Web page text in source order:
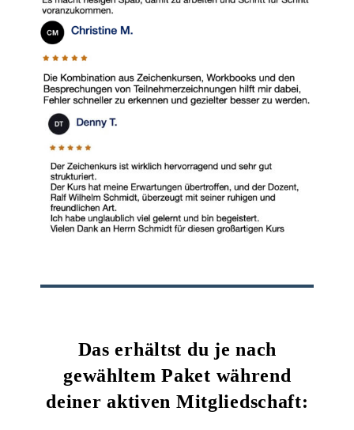
Das erhältst du je nach
gewähltem Paket während
deiner aktiven Mitgliedschaft: